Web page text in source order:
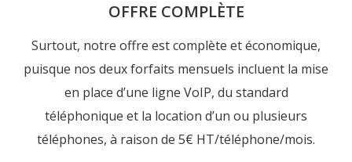
OFFRE COMPLÈTE
Surtout, notre offre est complète et économique,
puisque nos deux forfaits mensuels incluent la mise
en place d’une ligne VoIP, du standard
téléphonique et la location d’un ou plusieurs
téléphones, à raison de 5€ HT/téléphone/mois.